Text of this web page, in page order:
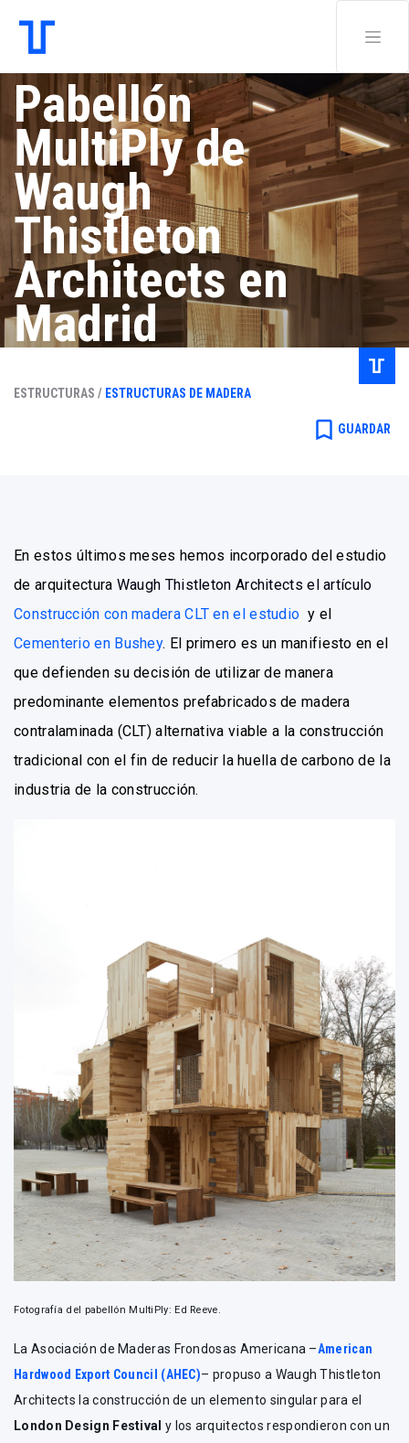
Pabellón
MultiPly de
Waugh
Thistleton
Architects en
Madrid
Redacción Tec.
ESTRUCTURAS / ESTRUCTURAS DE MADERA
bookmark_border GUARDAR
En estos últimos meses hemos incorporado del estudio
de arquitectura Waugh Thistleton Architects el artículo
Construcción con madera CLT en el estudio y el
Cementerio en Bushey. El primero es un manifiesto en el
que defienden su decisión de utilizar de manera
predominante elementos prefabricados de madera
contralaminada (CLT) alternativa viable a la construcción
tradicional con el fin de reducir la huella de carbono de la
industria de la construcción.
Fotografía del pabellón MultiPly: Ed Reeve.
La Asociación de Maderas Frondosas Americana –American
Hardwood Export Council (AHEC)– propuso a Waugh Thistleton
Architects la construcción de un elemento singular para el
London Design Festival y los arquitectos respondieron con un